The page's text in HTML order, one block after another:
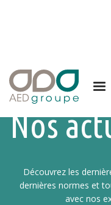
Nos
Découvrez les
dernières normes et
avec nos